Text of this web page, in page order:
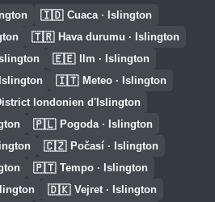
🇮🇩 Cuaca · Islington
🇹🇷 Hava durumu · Islington
🇪🇪 Ilm · Islington
🇮🇹 Meteo · Islington
londonien d'Islington
🇵🇱 Pogoda · Islington
🇨🇿 Počasí · Islington
🇵🇹 Tempo · Islington
🇩🇰 Vejret · Islington